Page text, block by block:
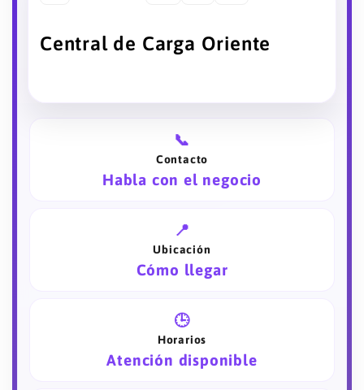
Central de Carga Oriente
📞
Contacto
Habla con el negocio
📍
Ubicación
Cómo llegar
🕒
Horarios
Atención disponible